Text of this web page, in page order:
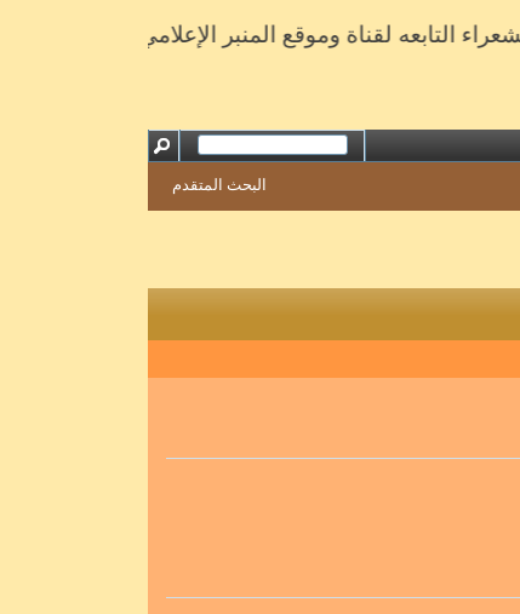
لقناة وموقع المنبر الإعلامي
البحث المتقدم